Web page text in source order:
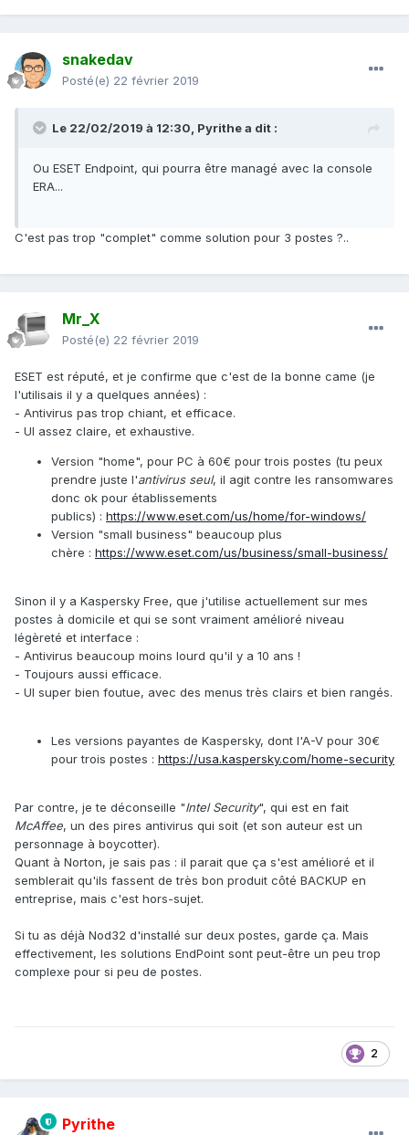
snakedav
Posté(e) 22 février 2019
Le 22/02/2019 à 12:30, Pyrithea dit :
Ou ESET Endpoint, qui pourra être managé avec la console
ERA...
C'est pas trop "complet" comme solution pour 3 postes ?..
Mr_X
Posté(e) 22 février 2019
ESET est réputé, et je confirme que c'est de la bonne came (je
l'utilisais il y a quelques années) :
- Antivirus pas trop chiant, et efficace.
- UI assez claire, et exhaustive.
Version "home", pour PC à 60€ pour trois postes (tu peux
prendre juste l'antivirus seul, il agit contre les ransomwares
donc ok pour établissements
publics) : https://www.eset.com/us/home/for-windows/
Version "small business" beaucoup plus
chère : https://www.eset.com/us/business/small-business/
Sinon il y a Kaspersky Free, que j'utilise actuellement sur mes
postes à domicile et qui se sont vraiment amélioré niveau
légèreté et interface :
- Antivirus beaucoup moins lourd qu'il y a 10 ans !
- Toujours aussi efficace.
- UI super bien foutue, avec des menus très clairs et bien rangés.
Les versions payantes de Kaspersky, dont l'A-V pour 30€
pour trois postes : https://usa.kaspersky.com/home-security
Par contre, je te déconseille "Intel Security", qui est en fait
McAffee, un des pires antivirus qui soit (et son auteur est un
personnage à boycotter).
Quant à Norton, je sais pas : il parait que ça s'est amélioré et il
semblerait qu'ils fassent de très bon produit côté BACKUP en
entreprise, mais c'est hors-sujet.
Si tu as déjà Nod32 d'installé sur deux postes, garde ça. Mais
effectivement, les solutions EndPoint sont peut-être un peu trop
complexe pour si peu de postes.
2
Pyrithe